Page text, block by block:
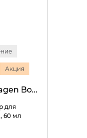
Акция
Line Repair Firm Collagen Boost Mask
для
60 мл